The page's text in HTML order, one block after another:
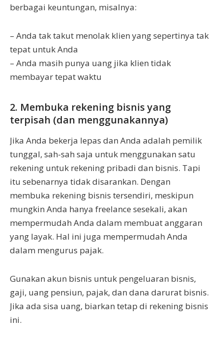
berbagai keuntungan, misalnya:
– Anda tak takut menolak klien yang sepertinya tak
tepat untuk Anda
– Anda masih punya uang jika klien tidak
membayar tepat waktu
2. Membuka rekening bisnis yang
terpisah (dan menggunakannya)
Jika Anda bekerja lepas dan Anda adalah pemilik
tunggal, sah-sah saja untuk menggunakan satu
rekening untuk rekening pribadi dan bisnis. Tapi
itu sebenarnya tidak disarankan. Dengan
membuka rekening bisnis tersendiri, meskipun
mungkin Anda hanya freelance sesekali, akan
mempermudah Anda dalam membuat anggaran
yang layak. Hal ini juga mempermudah Anda
dalam mengurus pajak.
Gunakan akun bisnis untuk pengeluaran bisnis,
gaji, uang pensiun, pajak, dan dana darurat bisnis.
Jika ada sisa uang, biarkan tetap di rekening bisnis
ini.